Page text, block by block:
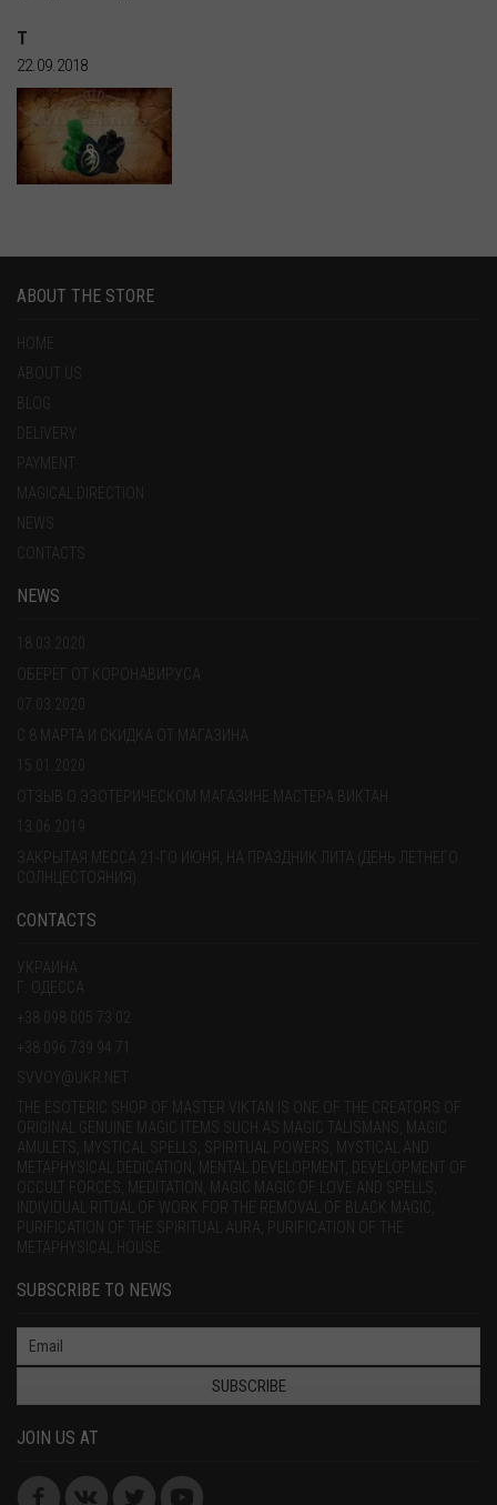
Т
22.09.2018
ABOUT THE STORE
ABOUT US
BLOG
DELIVERY
PAYMENT
MAGICAL DIRECTION
NEWS
CONTACTS
NEWS
18.03.2020
ОБЕРЕГ ОТ КОРОНАВИРУСА
07.03.2020
С 8 МАРТА И СКИДКА ОТ МАГАЗИНА
ОТЗЫВ О ЭЗОТЕРИЧЕСКОМ МАГАЗИНЕ МАСТЕРА ВИКТАН
13.06.2019
ЗАКРЫТАЯ МЕССА 21-ГО ИЮНЯ, НА ПРАЗДНИК ЛИТА (ДЕНЬ ЛЕТНЕГО
СОЛНЦЕСТОЯНИЯ).
CONTACTS
УКРАИНА
Г. ОДЕССА
+38 098 005 73 02
+38 096 739 94 71
SVVOY@UKR.NET
THE ESOTERIC SHOP OF MASTER VIKTAN IS ONE OF THE CREATORS OF
ORIGINAL GENUINE MAGIC ITEMS SUCH AS MAGIC TALISMANS, MAGIC
AMULETS, MYSTICAL SPELLS, SPIRITUAL POWERS, MYSTICAL AND
METAPHYSICAL DEDICATION, MENTAL DEVELOPMENT, DEVELOPMENT OF
OCCULT FORCES, MEDITATION, MAGIC MAGIC OF LOVE AND SPELLS,
INDIVIDUAL RITUAL OF WORK FOR THE REMOVAL OF BLACK MAGIC,
PURIFICATION OF THE SPIRITUAL AURA, PURIFICATION OF THE
METAPHYSICAL HOUSE.
SUBSCRIBE TO NEWS
SUBSCRIBE
JOIN US AT